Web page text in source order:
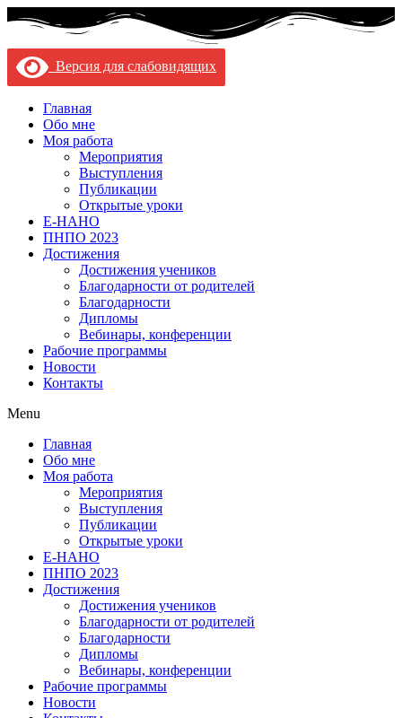
Версия для слабовидящих
Главная
Обо мне
Моя работа
Мероприятия
Выступления
Публикации
Открытые уроки
Е-НАНО
ПНПО 2023
Достижения
Достижения учеников
Благодарности от родителей
Благодарности
Дипломы
Вебинары, конференции
Рабочие программы
Новости
Контакты
Menu
Главная
Обо мне
Моя работа
Мероприятия
Выступления
Публикации
Открытые уроки
Е-НАНО
ПНПО 2023
Достижения
Достижения учеников
Благодарности от родителей
Благодарности
Дипломы
Вебинары, конференции
Рабочие программы
Новости